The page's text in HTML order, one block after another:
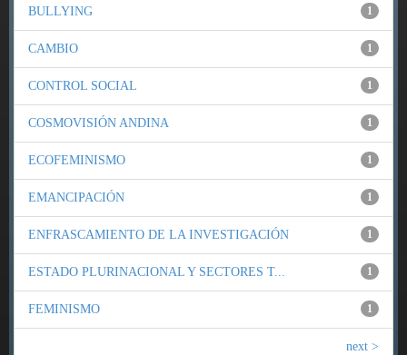
1
BULLYING
1
CAMBIO
1
CONTROL SOCIAL
1
COSMOVISIÓN ANDINA
1
ECOFEMINISMO
1
EMANCIPACIÓN
1
ENFRASCAMIENTO DE LA INVESTIGACIÓN
1
ESTADO PLURINACIONAL Y SECTORES T...
1
FEMINISMO
next >